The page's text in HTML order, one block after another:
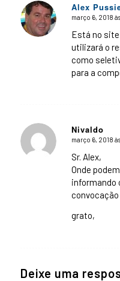
Alex
says:
março 6, 2018
Está no site
utilizará o
como
para a
Nivaldo
says:
março 6, 2018
Sr. Alex,
Onde
informando
convocação
grato,
Deixe uma